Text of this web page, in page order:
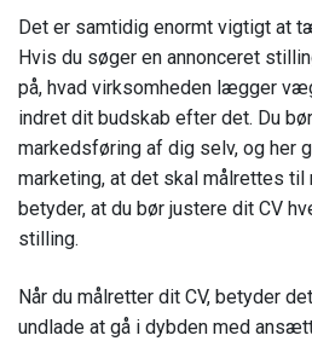
Det er samtidig enormt vigtigt at
Hvis du søger en annonceret
på, hvad virksomheden lægger
indret dit budskab efter det. Du
markedsføring af dig selv, og her
marketing, at det skal målrettes til
betyder, at du bør justere dit CV
stilling.
Når du målretter dit CV, betyder
undlade at gå i dybden med